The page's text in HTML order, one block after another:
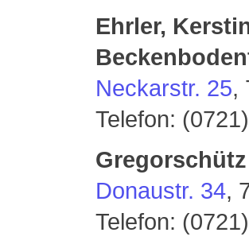
Ehrler,
Neckarstr. 25,
Telefon:
Donaustr. 34,
Telefon: